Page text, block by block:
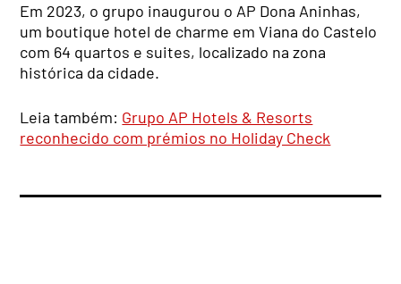
Em 2023, o grupo inaugurou o AP Dona Aninhas,
um boutique hotel de charme em Viana do Castelo
com 64 quartos e suites, localizado na zona
histórica da cidade.
Leia também: Grupo AP Hotels & Resorts
reconhecido com prémios no Holiday Check